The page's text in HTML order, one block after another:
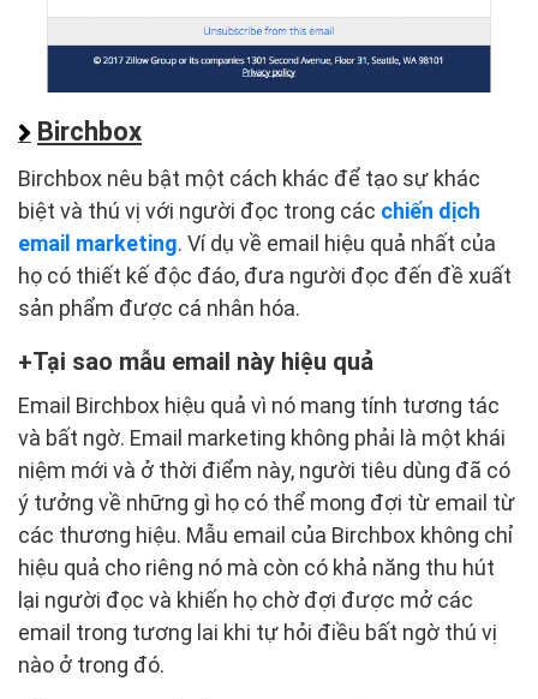
Birchbox
Birchbox nêu bật một cách khác để tạo sự khác
biệt và thú vị với người đọc trong các chiến dịch
email marketing. Ví dụ về email hiệu quả nhất của
họ có thiết kế độc đáo, đưa người đọc đến đề xuất
sản phẩm được cá nhân hóa.
Tại sao mẫu email này hiệu quả
Email Birchbox hiệu quả vì nó mang tính tương tác
và bất ngờ. Email marketing không phải là một khái
niệm mới và ở thời điểm này, người tiêu dùng đã có
ý tưởng về những gì họ có thể mong đợi từ email từ
các thương hiệu. Mẫu email của Birchbox không chỉ
hiệu quả cho riêng nó mà còn có khả năng thu hút
lại người đọc và khiến họ chờ đợi được mở các
email trong tương lai khi tự hỏi điều bất ngờ thú vị
nào ở trong đó.